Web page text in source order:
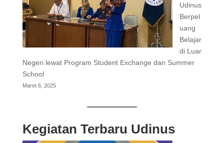
Udinus
Berpel
uang
Belajar
di Luar
Negeri lewat Program Student Exchange dan Summer
School
Maret 6, 2025
Kegiatan Terbaru Udinus